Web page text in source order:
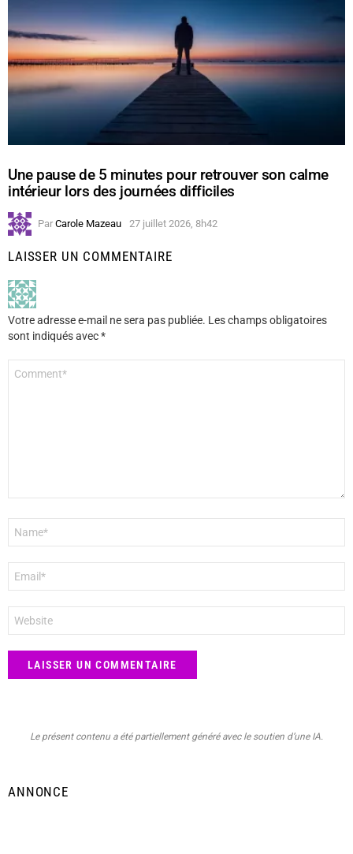
Une pause de 5 minutes pour retrouver son calme
intérieur lors des journées difficiles
Par Carole Mazeau 27 juillet 2026, 8h42
LAISSER UN COMMENTAIRE
Votre adresse e-mail ne sera pas publiée. Les champs obligatoires
sont indiqués avec*
mail
*
web
Le présent contenu a été partiellement généré avec le soutien d’une IA.
ANNONCE